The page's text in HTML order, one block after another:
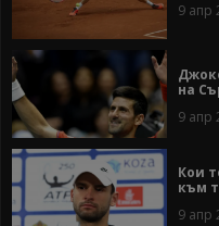
9 апр
на
9 апр
Кои
към
9 апр